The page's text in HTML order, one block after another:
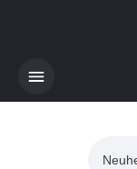
Zum Hauptinhalt